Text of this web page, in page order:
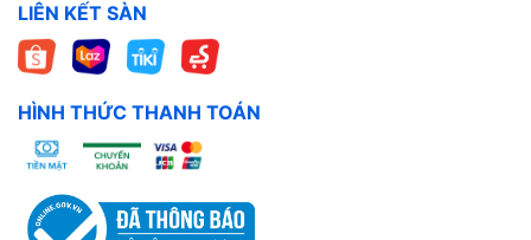
LIÊN KẾT SÀN
HÌNH THỨC THANH TOÁN